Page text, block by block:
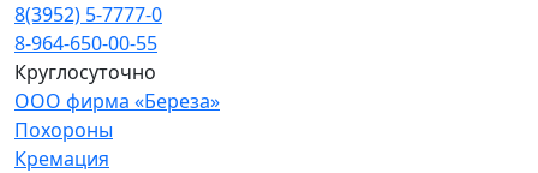
8(3952) 5-7777-0
8-964-650-00-55
Круглосуточно
ООО фирма «Береза»
Похороны
Кремация